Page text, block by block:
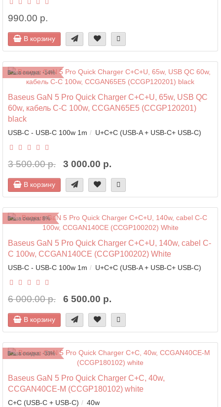
990.00 р.
В корзину
Ваша скидка: -14%
Baseus GaN 5 Pro Quick Charger C+C+U, 65w, USB QC
60w, кабель C-C 100w, CCGAN65E5 (CCGP120201)
black
USB-C - USB-C 100w 1m U+C+C (USB-A + USB-C+ USB-C)
3 500.00 р. 3 000.00 р.
В корзину
Ваша скидка: 8%
Baseus GaN 5 Pro Quick Charger C+C+U, 140w, cabel C-
C 100w, CCGAN140CE (CCGP100202) White
USB-C - USB-C 100w 1m U+C+C (USB-A + USB-C+ USB-C)
6 000.00 р. 6 500.00 р.
В корзину
Ваша скидка: -33%
Baseus GaN 5 Pro Quick Charger C+C, 40w,
CCGAN40CE-M (CCGP180102) white
С+C (USB-С + USB-C) 40w